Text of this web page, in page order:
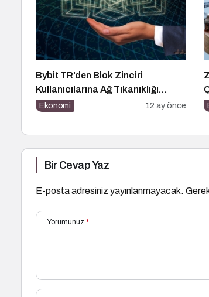
Bybit TR’den Blok Zinciri
Kullanıcılarına Ağ Tıkanıklığı
Rehberi!
Ekonomi 12 ay önce
Bir Cevap Yaz
E-posta adresiniz yayınlanmayacak.
Yorumunuz *